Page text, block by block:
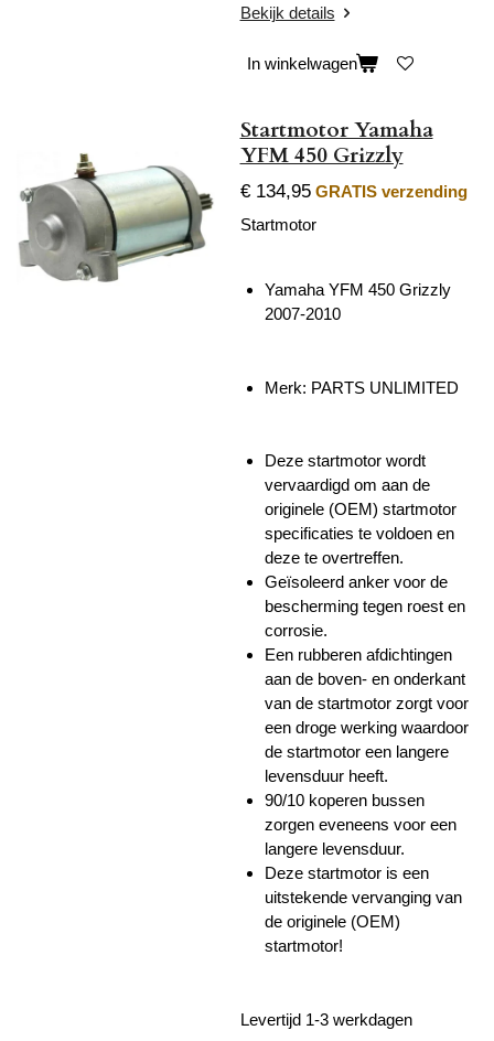
Bekijk details
In winkelwagen
Startmotor Yamaha
YFM 450 Grizzly
€ 134,95 GRATIS verzending
Startmotor
Yamaha YFM 450 Grizzly
2007-2010
Merk: PARTS UNLIMITED
Deze startmotor wordt
vervaardigd om aan de
originele (OEM) startmotor
specificaties te voldoen en
deze te overtreffen.
Geïsoleerd anker voor de
bescherming tegen roest en
corrosie.
Een rubberen afdichtingen
aan de boven- en onderkant
van de startmotor zorgt voor
een droge werking waardoor
de startmotor een langere
levensduur heeft.
90/10 koperen bussen
zorgen eveneens voor een
langere levensduur.
Deze startmotor is een
uitstekende vervanging van
de originele (OEM)
startmotor!
Levertijd 1-3 werkdagen